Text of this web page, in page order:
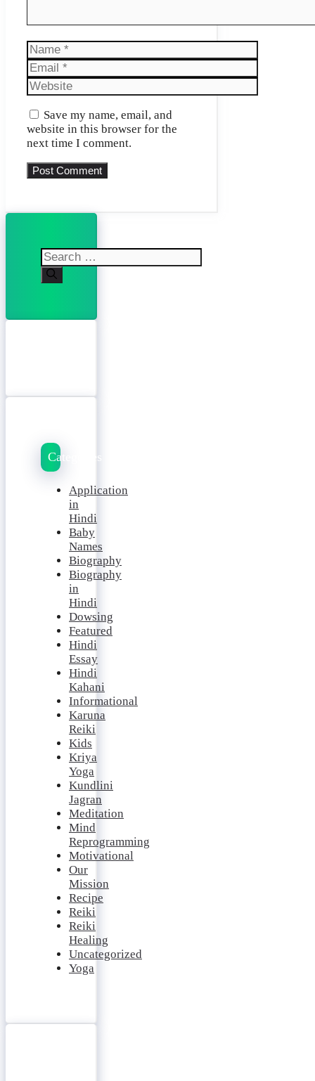
Name
Email
Website
Save my name, email, and
website in this browser for the
next time I comment.
Search
for:
Categories
Application
in
Hindi
Baby
Names
Biography
Biography
in
Hindi
Dowsing
Featured
Hindi
Essay
Hindi
Kahani
Informational
Karuna
Reiki
Kids
Kriya
Yoga
Kundlini
Jagran
Meditation
Mind
Reprogramming
Motivational
Our
Mission
Recipe
Reiki
Reiki
Healing
Uncategorized
Yoga